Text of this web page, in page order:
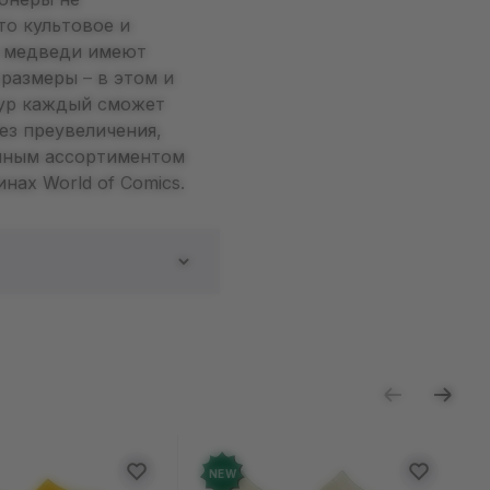
культовое и
медведи имеют
– в этом и
каждый сможет
преувеличения,
ассортиментом
World of Comics.
NEW